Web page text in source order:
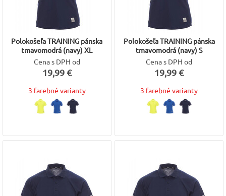
Polokošeľa TRAINING pánska
tmavomodrá (navy) XL
Cena s DPH od
19,99 €
3 farebné varianty
Polokošeľa TRAINING pánska
tmavomodrá (navy) S
Cena s DPH od
19,99 €
3 farebné varianty